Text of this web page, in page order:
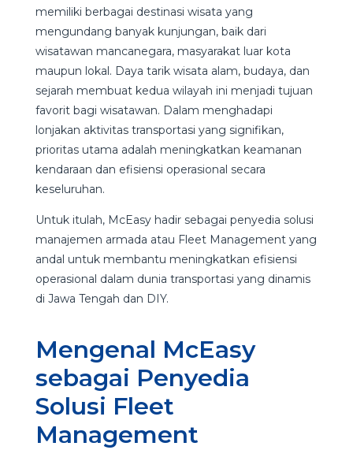
memiliki berbagai destinasi wisata yang
mengundang banyak kunjungan, baik dari
wisatawan mancanegara, masyarakat luar kota
maupun lokal. Daya tarik wisata alam, budaya, dan
sejarah membuat kedua wilayah ini menjadi tujuan
favorit bagi wisatawan. Dalam menghadapi
lonjakan aktivitas transportasi yang signifikan,
prioritas utama adalah meningkatkan keamanan
kendaraan dan efisiensi operasional secara
keseluruhan.
Untuk itulah, McEasy hadir sebagai penyedia solusi
manajemen armada atau Fleet Management yang
andal untuk membantu meningkatkan efisiensi
operasional dalam dunia transportasi yang dinamis
di Jawa Tengah dan DIY.
Mengenal McEasy
sebagai Penyedia
Solusi Fleet
Management